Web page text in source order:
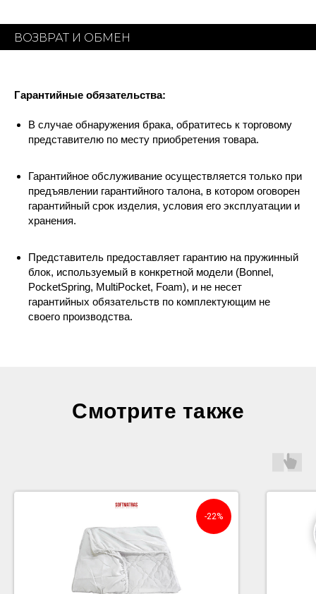
ВОЗВРАТ И ОБМЕН
Гарантийные обязательства:
В случае обнаружения брака, обратитесь к торговому
представителю по месту приобретения товара.
Гарантийное обслуживание осуществляется только при
предъявлении гарантийного талона, в котором оговорен
гарантийный срок изделия, условия его эксплуатации и
хранения.
Представитель предоставляет гарантию на пружинный
блок, используемый в конкретной модели (Bonnel,
PocketSpring, MultiPocket, Foam), и не несет
гарантийных обязательств по комплектующим не
своего производства.
Смотрите также
-22%